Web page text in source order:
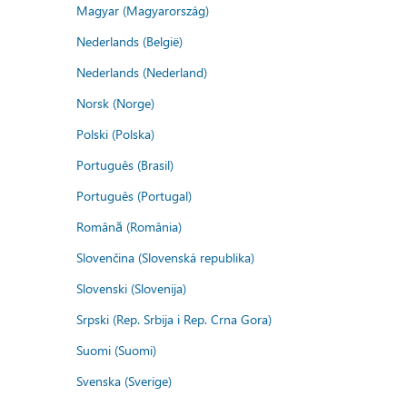
Magyar (Magyarország)
Nederlands (België)
Nederlands (Nederland)
Norsk (Norge)
Polski (Polska)
Português (Brasil)
Português (Portugal)
Română (România)
Slovenčina (Slovenská republika)
Slovenski (Slovenija)
Srpski (Rep. Srbija i Rep. Crna Gora)
Suomi (Suomi)
Svenska (Sverige)